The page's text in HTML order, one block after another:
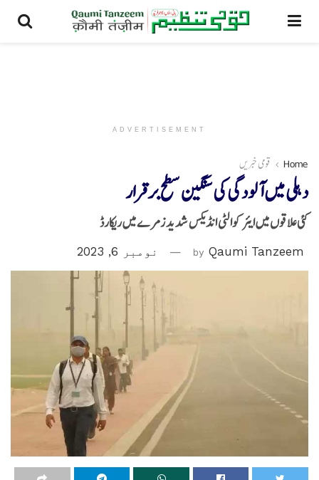
ADVERTISEMENT
Home قومی خبریں
دہلی میں آلودگی کی سنگین سطح برقرار
کئی علاقوں میں ایئر کوالٹی انڈیکس شدید زمرے میں ریکارڈ
by Qaumi Tanzeem نومبر 6, 2023